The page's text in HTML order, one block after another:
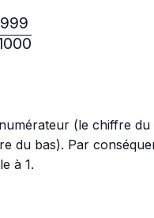
999
(le chiffre du
du bas). Par
à 1.